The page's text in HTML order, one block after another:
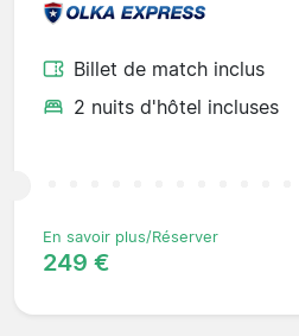
Billet de match inclus
2 nuits d'hôtel incluses
En savoir plus/Réserver
249 €